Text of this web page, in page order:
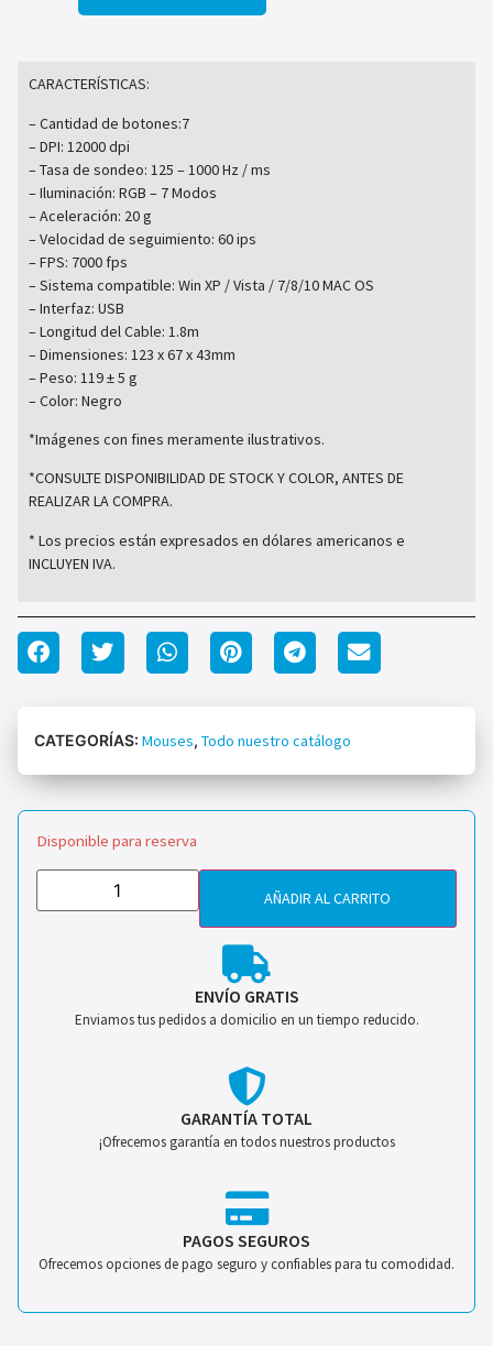
CARACTERÍSTICAS:
– Cantidad de botones:7
– DPI: 12000 dpi
– Tasa de sondeo: 125 – 1000 Hz / ms
– Iluminación: RGB – 7 Modos
– Aceleración: 20 g
– Velocidad de seguimiento: 60 ips
– FPS: 7000 fps
– Sistema compatible: Win XP / Vista / 7/8/10 MAC OS
– Interfaz: USB
– Longitud del Cable: 1.8m
– Dimensiones: 123 x 67 x 43mm
– Peso: 119 ± 5 g
– Color: Negro
*Imágenes con fines meramente ilustrativos.
*CONSULTE DISPONIBILIDAD DE STOCK Y COLOR, ANTES DE
REALIZAR LA COMPRA.
* Los precios están expresados en dólares americanos e
INCLUYEN IVA.
CATEGORÍAS: Mouses, Todo nuestro catálogo
Disponible para reserva
AÑADIR AL CARRITO
ENVÍO GRATIS
Enviamos tus pedidos a domicilio en un tiempo reducido.
GARANTÍA TOTAL
¡Ofrecemos garantía en todos nuestros productos
PAGOS SEGUROS
Ofrecemos opciones de pago seguro y confiables para tu comodidad.